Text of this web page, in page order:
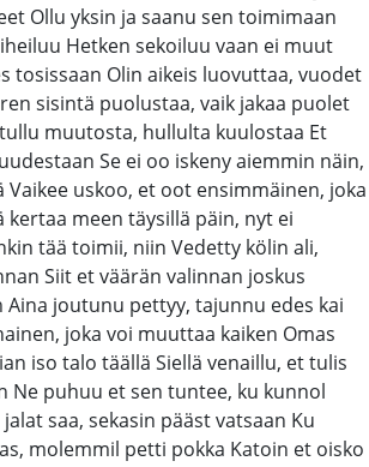
Ollu yksin ja saanu sen toimimaan
Hetken sekoiluu vaan ei muut
tosissaan Olin aikeis luovuttaa, vuodet
sisintä puolustaa, vaik jakaa puolet
muutosta, hullulta kuulostaa Et
Se ei oo iskeny aiemmin näin,
Vaikee uskoo, et oot ensimmäinen, joka
kertaa meen täysillä päin, nyt ei
tää toimii, niin Vedetty kölin ali,
Siit et väärän valinnan joskus
Aina joutunu pettyy, tajunnu edes kai
joka voi muuttaa kaiken Omas
iso talo täällä Siellä venaillu, et tulis
Ne puhuu et sen tuntee, ku kunnol
saa, sekasin pääst vatsaan Ku
molemmil petti pokka Katoin et oisko